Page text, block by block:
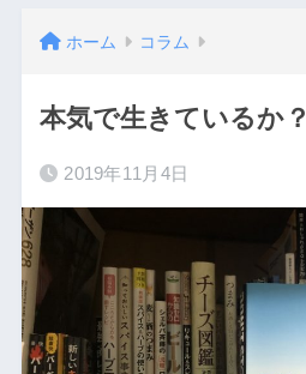
ホーム コラム
本気で生きているか？
2019年11月4日